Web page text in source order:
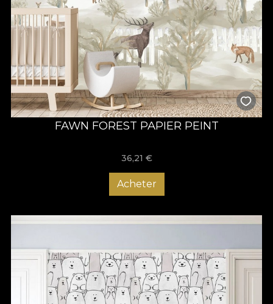
FAWN FOREST PAPIER PEINT
36,21 €
Acheter